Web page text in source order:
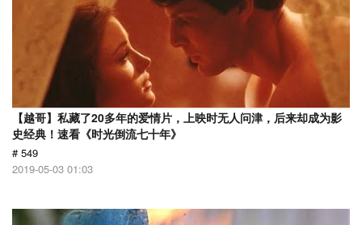
【越哥】私藏了20多年的爱情片，上映时无人问津，后来却成为影
史经典！速看《时光倒流七十年》
# 549
2019-05-03 01:03